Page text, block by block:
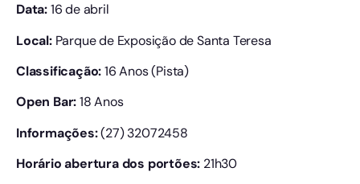
Data:16 de abril
Local:Parque de Exposição de Santa Teresa
Classificação:16 Anos (Pista)
Open Bar:18 Anos
Informações:(27) 32072458
Horário abertura dos portões: 21h30